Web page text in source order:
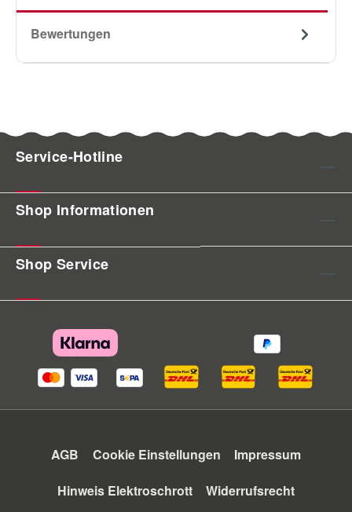
Bewertungen
Service-Hotline
Shop Informationen
Shop Service
AGB Cookie Einstellungen Impressum
Hinweis Elektroschrott Widerrufsrecht